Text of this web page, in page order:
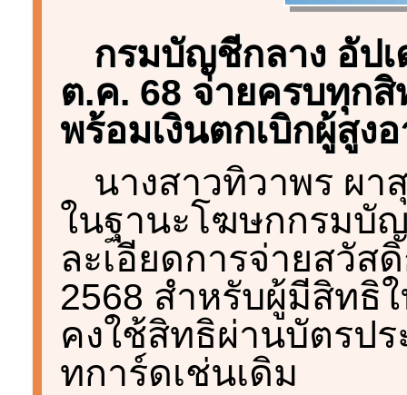
กรมบัญชีกลาง อัป
ต.ค. 68 จ่ายครบทุก
พร้อมเงินตกเบิกผู้สูง
นางสาวทิวาพร ผ
ในฐานะโฆษกกรมบัญ
ละเอียดการจ่ายสวัส
2568 สำหรับผู้มีสิทธิ
คงใช้สิทธิผ่านบัตรป
ทการ์ดเช่นเดิม